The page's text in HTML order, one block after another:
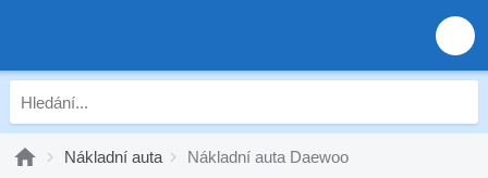
Nákladní auta Nákladní auta Daewoo